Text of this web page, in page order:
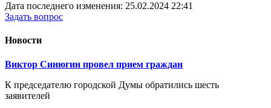
Дата последнего изменения: 25.02.2024 22:41
Задать вопрос
Новости
Виктор Синюгин провел прием граждан
К председателю городской Думы обратились шесть
заявителей